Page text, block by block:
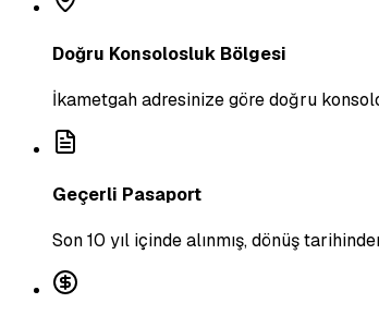
Doğru Konsolosluk Bölgesi
İkametgah adresinize göre doğru
Geçerli Pasaport
Son 10 yıl içinde alınmış, dönüş